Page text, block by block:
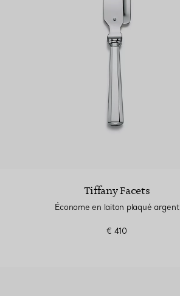
Tiffany Facets
Économe en laiton plaqué argent
€ 410